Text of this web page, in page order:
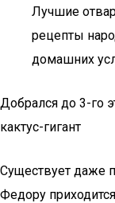
Лучшие
рецепты
домашних
Добрался до 3-го
кактус-гигант
Существует даже
Федору